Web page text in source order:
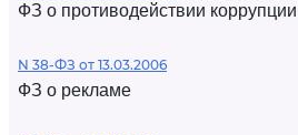
ФЗ о противодействии коррупции
N 38-ФЗ от 13.03.2006
ФЗ о рекламе